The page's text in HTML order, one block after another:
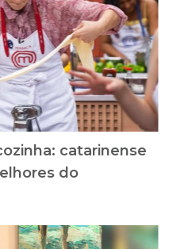
catarinense
do